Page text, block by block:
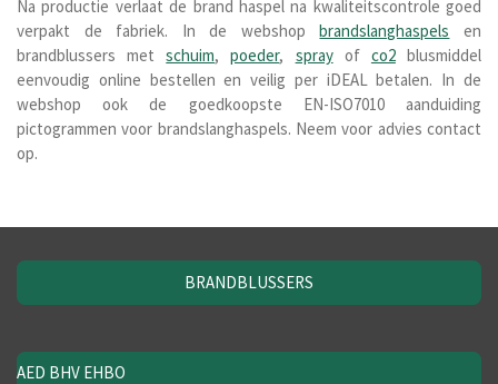
Na productie verlaat de brand haspel na kwaliteitscontrole goed
verpakt de fabriek. In de webshopbrandslanghaspels en
brandblussers metschuim,poeder, sprayof co2blusmiddel
eenvoudig online bestellen en veilig per iDEAL betalen. In de
webshop ook de goedkoopste EN-ISO7010 aanduiding
pictogrammen voor brandslanghaspels. Neem voor advies contact
op.
BRANDBLUSSERS
AED BHV EHBO